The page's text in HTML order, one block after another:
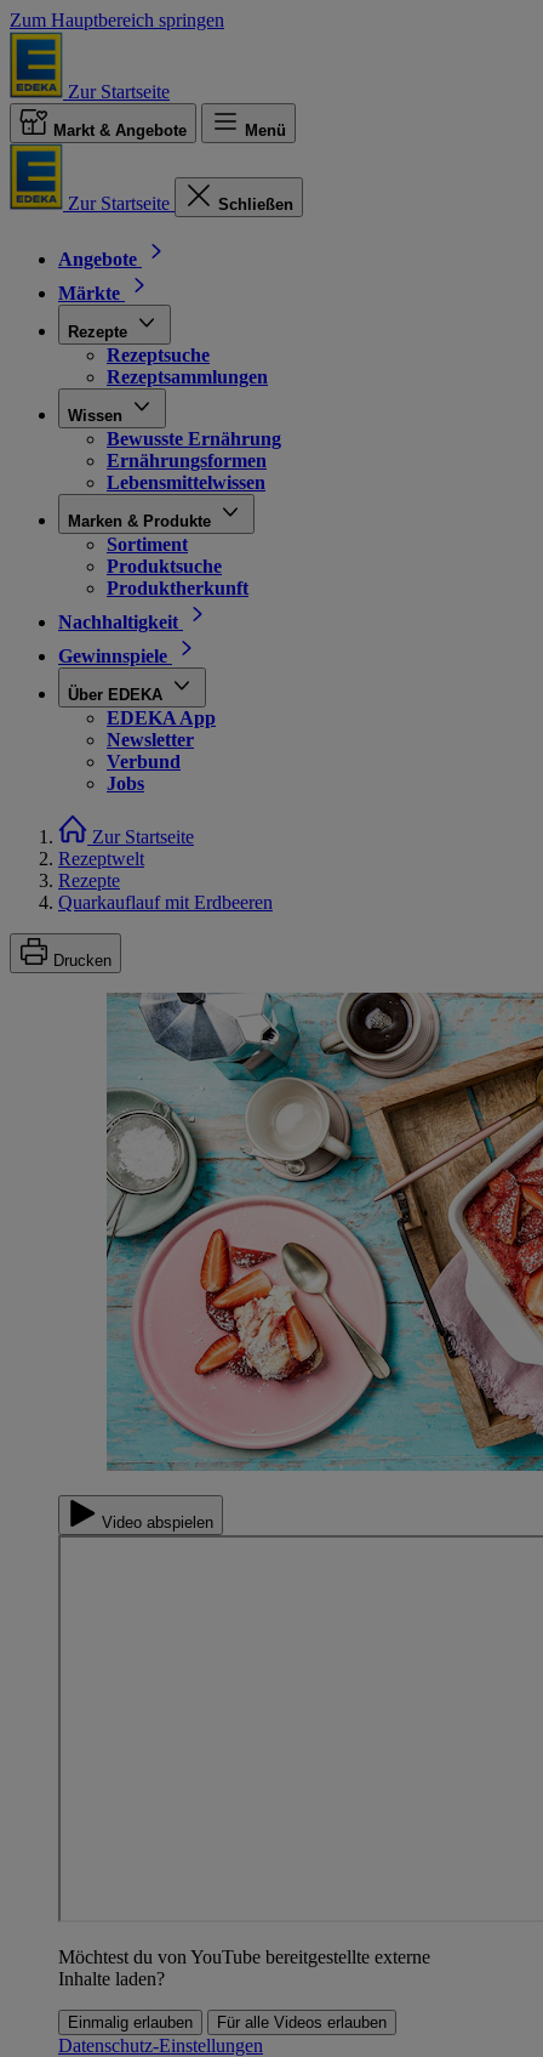
Zum Hauptbereich springen
Zur Startseite
Markt & Angebote Menü
Zur Startseite Schließen
Angebote
Märkte
Rezepte
Rezeptsuche
Rezeptsammlungen
Wissen
Bewusste Ernährung
Ernährungsformen
Lebensmittelwissen
Marken & Produkte
Sortiment
Produktsuche
Produktherkunft
Nachhaltigkeit
Gewinnspiele
Über EDEKA
EDEKA App
Newsletter
Verbund
Jobs
Zur Startseite
Rezeptwelt
Rezepte
Quarkauflauf mit Erdbeeren
Drucken
Video abspielen
Möchtest du von YouTube bereitgestellte externe
Inhalte laden?
Einmalig erlauben Für alle Videos erlauben
Datenschutz-Einstellungen